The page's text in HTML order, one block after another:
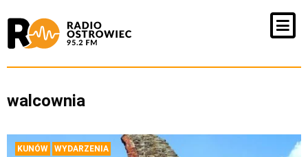
walcownia
KUNÓW WYDARZENIA